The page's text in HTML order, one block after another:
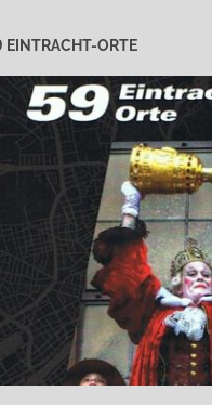
EINTRACHT-ORTE